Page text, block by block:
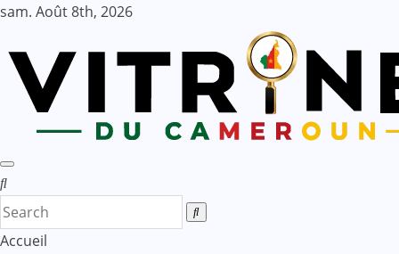
Skip
content
sam. Août 8th, 2026
Accueil